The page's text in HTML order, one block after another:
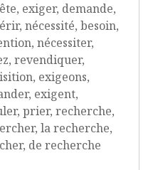
exiger, demande,
nécessité, besoin,
nécessiter,
revendiquer,
exigeons,
exigent,
prier, recherche,
la recherche,
de recherche